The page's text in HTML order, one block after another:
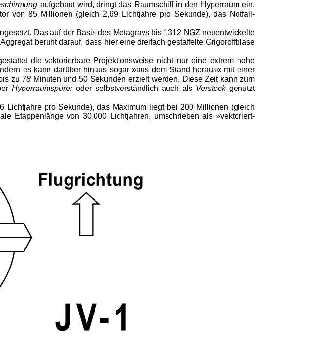
aufgebaut wird, dringt das Raumschiff in den Hyperraum ein.
von 85 Millionen (gleich 2,69 Lichtjahre pro Sekunde), das Notfall-
Das auf der Basis des Metagravs bis 1312 NGZ neuentwickelte
beruht darauf, dass hier eine dreifach gestaffelte Grigoroffblase
die vektorierbare Projektionsweise nicht nur eine extrem hohe
es kann darüber hinaus sogar »aus dem Stand heraus« mit einer
zu 78Minuten und 50 Sekunden erzielt werden. Diese Zeit kann zum
Hyperraumspüreroder selbstverständlich auch als Versteck genutzt
pro Sekunde), das Maximum liegt bei 200 Millionen (gleich
Etappenlänge von 30.000 Lichtjahren, umschrieben als »vektoriert-